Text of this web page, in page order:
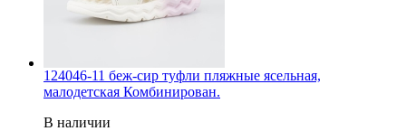
124046-11 беж-сир туфли пляжные ясельная,
малодетская Комбинирован.
В наличии